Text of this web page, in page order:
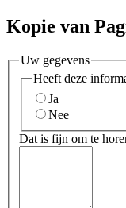
Kopie van
Uw gegevens
Heeft deze
Ja
Nee
Dat is fijn om te